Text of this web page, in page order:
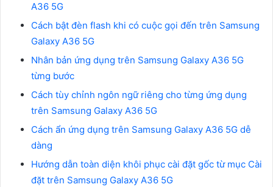
A36 5G
Cách bật đèn flash khi có cuộc gọi đến trên Samsung
Galaxy A36 5G
Nhân bản ứng dụng trên Samsung Galaxy A36 5G
từng bước
Cách tùy chỉnh ngôn ngữ riêng cho từng ứng dụng
trên Samsung Galaxy A36 5G
Cách ẩn ứng dụng trên Samsung Galaxy A36 5G dễ
dàng
Hướng dẫn toàn diện khôi phục cài đặt gốc từ mục Cài
đặt trên Samsung Galaxy A36 5G